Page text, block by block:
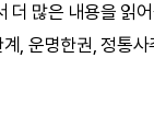
더 많은 내용을 읽
, 운명한권,정통사